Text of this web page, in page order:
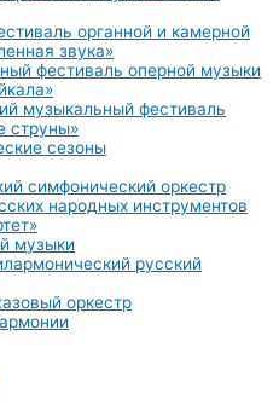
органной и камерной
звука»
фестиваль оперной музыки
музыкальный фестиваль
струны»
сезоны
симфонический оркестр
народных инструментов
музыки
русский
оркестр